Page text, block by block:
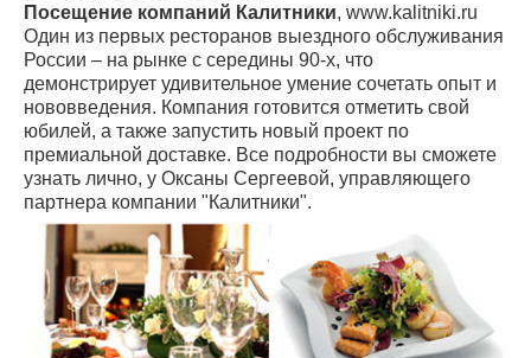
Посещение компаний Калитники, www.kalitniki.ru
Один из первых ресторанов выездного обслуживания
России – на рынке с середины 90-х, что
демонстрирует удивительное умение сочетать опыт и
нововведения. Компания готовится отметить свой
юбилей, а также запустить новый проект по
премиальной доставке. Все подробности вы сможете
узнать лично, у Оксаны Сергеевой, управляющего
партнера компании "Калитники".